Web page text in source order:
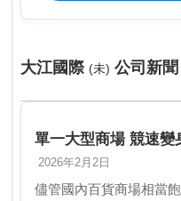
大江國際 (未) 公司新聞
單一大型商場 競速變
2026年2月2日
儘管國內百貨商場相當